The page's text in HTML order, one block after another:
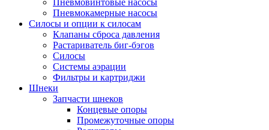
Пневмокамерные насосы
Силосы и опции к силосам
Клапаны сброса давления
Растариватель биг-бэгов
Силосы
Системы аэрации
Фильтры и картриджи
Шнеки
Запчасти шнеков
Концевые опоры
Промежуточные опоры